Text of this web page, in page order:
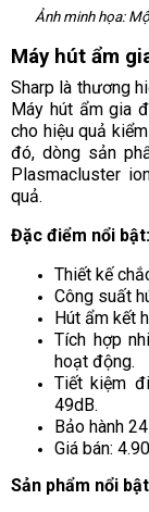
Ảnh minh họa:
Máy hút ẩm
Sharp là thương
Máy hút ẩm gia
cho hiệu quả
đó, dòng sản
Plasmacluster
quả.
Đặc điểm nổi bật:
Thiết kế
Công suất
Hút ẩm kết
Tích hợp
hoạt động.
Tiết kiệm
49dB.
Bảo hành
Giá bán:
Sản phẩm nổi